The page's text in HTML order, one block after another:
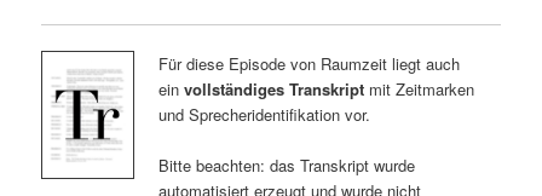
Für diese Episode von Raumzeit liegt auch
ein vollständiges Transkriptmit Zeitmarken
und Sprecheridentifikation vor.
Bitte beachten: das Transkript wurde
automatisiert erzeugt und wurde nicht